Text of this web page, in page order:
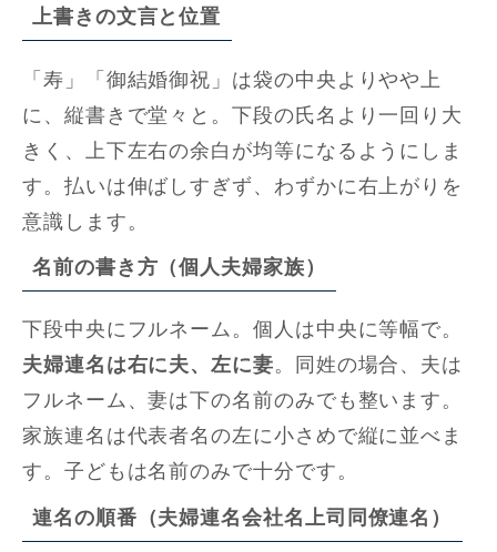
上書きの文言と位置
「寿」「御結婚御祝」は袋の中央よりやや上
に、縦書きで堂々と。下段の氏名より一回り大
きく、上下左右の余白が均等になるようにしま
す。払いは伸ばしすぎず、わずかに右上がりを
意識します。
名前の書き方（個人夫婦家族）
下段中央にフルネーム。個人は中央に等幅で。
夫婦連名は右に夫、左に妻。同姓の場合、夫は
フルネーム、妻は下の名前のみでも整います。
家族連名は代表者名の左に小さめで縦に並べま
す。子どもは名前のみで十分です。
連名の順番（夫婦連名会社名上司同僚連名）